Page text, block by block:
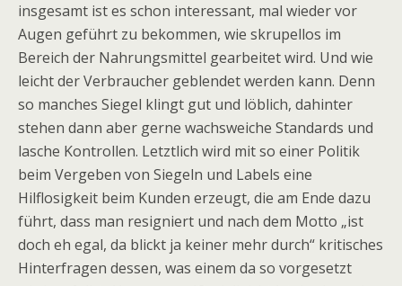
insgesamt ist es schon interessant, mal wieder vor
Augen geführt zu bekommen, wie skrupellos im
Bereich der Nahrungsmittel gearbeitet wird. Und wie
leicht der Verbraucher geblendet werden kann. Denn
so manches Siegel klingt gut und löblich, dahinter
stehen dann aber gerne wachsweiche Standards und
lasche Kontrollen. Letztlich wird mit so einer Politik
beim Vergeben von Siegeln und Labels eine
Hilflosigkeit beim Kunden erzeugt, die am Ende dazu
führt, dass man resigniert und nach dem Motto „ist
doch eh egal, da blickt ja keiner mehr durch“ kritisches
Hinterfragen dessen, was einem da so vorgesetzt